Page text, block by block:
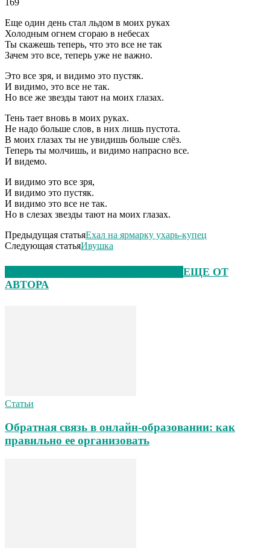
169
Еще один день стал льдом в моих руках
Холодным огнем сгораю в небесах
Ты скажешь теперь, что это все не так
Зачем это все, теперь уже не важно.
Это все зря, и видимо это пустяк.
И видимо, это все не так.
Но все же звезды тают на моих глазах.
Тень тает вновь в моих руках.
Не надо больше слов, в них лишь пустота.
В моих глазах ты не увидишь больше слёз.
Теперь ты молчишь, и видимо напрасно все.
И видемо.
И видимо это все зря,
И видимо это пустяк.
И видимо это все не так.
Но в слезах звезды тают на моих глазах.
Предыдущая статьяЕхал на ярмарку ухарь-купец
Следующая статьяИвушка
ЕЩЕ ОТ
АВТОРА
Статьи
Обратная связь в онлайн-образовании: как
правильно ее организовать